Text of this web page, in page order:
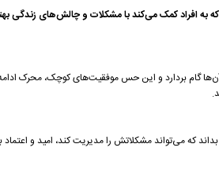
افراد کمک می‌کند با مشکلات و چالش‌های زندگی
گام بردارد و این حس موفقیت‌های کوچک، محرک
که می‌تواند مشکلاتش را مدیریت کند، امید و